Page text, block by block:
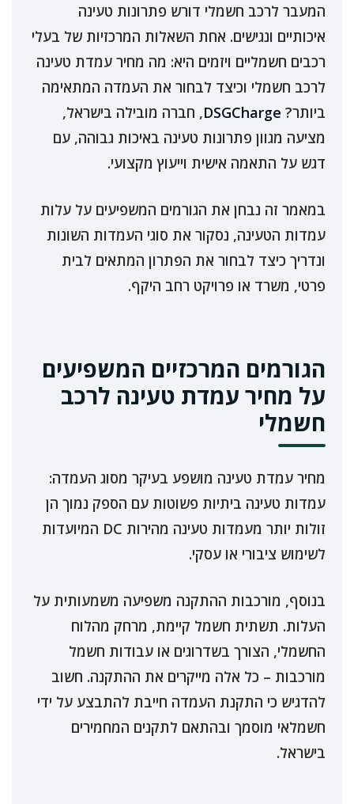
המעבר לרכב חשמלי דורש פתרונות טעינה
איכותיים ונגישים. אחת השאלות המרכזיות של בעלי
רכבים חשמליים ויזמים היא: מה מחיר עמדת טעינה
לרכב חשמלי וכיצד לבחור את העמדה המתאימה
ביותר? DSGCharge, חברה מובילה בישראל,
מציעה מגוון פתרונות טעינה באיכות גבוהה, עם
דגש על התאמה אישית וייעוץ מקצועי.
במאמר זה נבחן את הגורמים המשפיעים על עלות
עמדות הטעינה, נסקור את סוגי העמדות השונות
ונדריך כיצד לבחור את הפתרון המתאים לבית
פרטי, משרד או פרויקט רחב היקף.
הגורמים המרכזיים המשפיעים
על מחיר עמדת טעינה לרכב
חשמלי
מחיר עמדת טעינה מושפע בעיקר מסוג העמדה:
עמדות טעינה ביתיות פשוטות עם הספק נמוך הן
זולות יותר מעמדות טעינה מהירות DC המיועדות
לשימוש ציבורי או עסקי.
בנוסף, מורכבות ההתקנה משפיעה משמעותית על
העלות. תשתית חשמל קיימת, מרחק מהלוח
החשמלי, הצורך בשדרוגים או עבודות חשמל
מורכבות – כל אלה מייקרים את ההתקנה. חשוב
להדגיש כי התקנת העמדה חייבת להתבצע על ידי
חשמלאי מוסמך ובהתאם לתקנים המחמירים
בישראל.